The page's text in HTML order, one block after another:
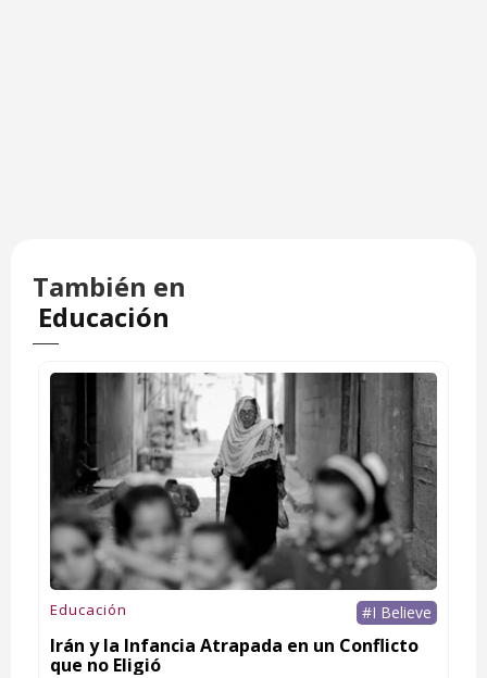
También en
Educación
Educación #I Believe
Irán y la Infancia Atrapada en un Conflicto
que no Eligió